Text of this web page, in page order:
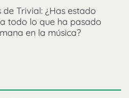
de Trivial: ¿Has estado
todo lo que ha pasado
en la música?